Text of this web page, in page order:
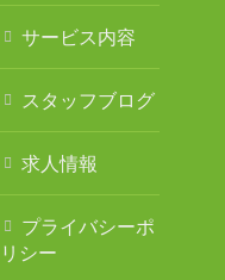
サービス内容
スタッフブログ
求人情報
プライバシーポ
リシー
岩沼西地域包括支援センタ
ケアハウス チアフル岩沼
地域密着型特別養護老人
お問合せ